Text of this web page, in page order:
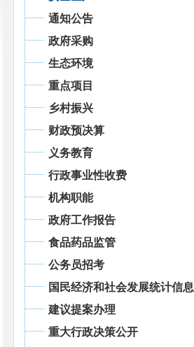
通知公告
政府采购
生态环境
重点项目
乡村振兴
财政预决算
义务教育
行政事业性收费
机构职能
政府工作报告
食品药品监管
公务员招考
国民经济和社会发展统计信息
建议提案办理
重大行政决策公开